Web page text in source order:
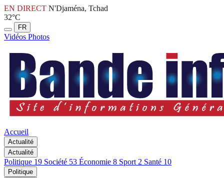
EN DIRECT N'Djaména, Tchad
32°C
FR
Vidéos Photos
Accueil
Actualité
Actualité
Politique 19 Société 53 Économie 8 Sport 2 Santé 10
Politique